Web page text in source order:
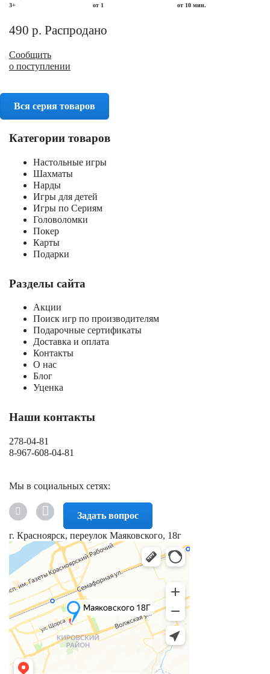
3+
от 1
от 10 мин.
490 р. Распродано
Сообщить
о поступлении
Вся серия товаров
Категории товаров
Настольные игры
Шахматы
Нарды
Игры для детей
Игры по Сериям
Головоломки
Покер
Карты
Подарки
Разделы сайта
Акции
Поиск игр по производителям
Подарочные сертификаты
Доставка и оплата
Контакты
О нас
Блог
Уценка
Наши контакты
278-04-81
8-967-608-04-81
Мы в социальных сетях:
Задать вопрос
г. Красноярск, переулок Маяковского, 18г